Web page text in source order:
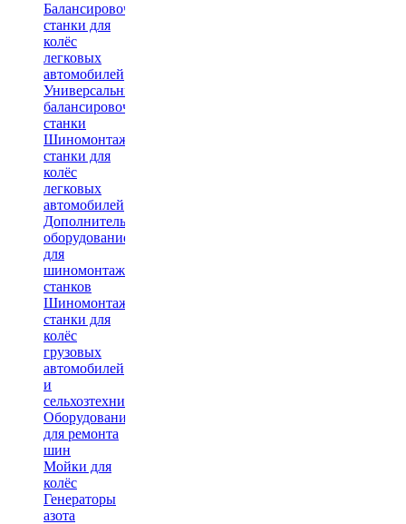
Балансировочные
станки для
колёс
легковых
автомобилей
Универсальные
балансировочные
станки
Шиномонтажные
станки для
колёс
легковых
автомобилей
Дополнительное
оборудование
для
шиномонтажных
станков
Шиномонтажные
станки для
колёс
грузовых
автомобилей
и
сельхозтехники
Оборудование
для ремонта
шин
Мойки для
колёс
Генераторы
азота